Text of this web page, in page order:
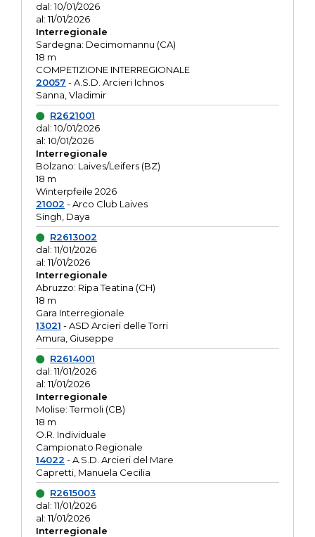
dal: 10/01/2026
al: 11/01/2026
Interregionale
Sardegna: Decimomannu (CA)
18 m
COMPETIZIONE INTERREGIONALE
20057 - A.S.D. Arcieri Ichnos
Sanna, Vladimir
R2621001
dal: 10/01/2026
al: 10/01/2026
Interregionale
Bolzano: Laives/Leifers (BZ)
18 m
Winterpfeile 2026
21002 - Arco Club Laives
Singh, Daya
R2613002
dal: 11/01/2026
al: 11/01/2026
Interregionale
Abruzzo: Ripa Teatina (CH)
18 m
Gara Interregionale
13021 - ASD Arcieri delle Torri
Amura, Giuseppe
R2614001
dal: 11/01/2026
al: 11/01/2026
Interregionale
Molise: Termoli (CB)
18 m
O.R. Individuale
Campionato Regionale
14022 - A.S.D. Arcieri del Mare
Capretti, Manuela Cecilia
R2615003
dal: 11/01/2026
al: 11/01/2026
Interregionale